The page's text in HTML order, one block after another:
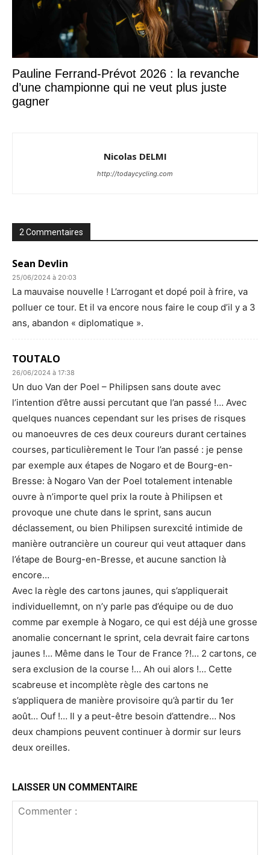
Pauline Ferrand-Prévot 2026 : la revanche
d’une championne qui ne veut plus juste
gagner
Nicolas DELMI
http://todaycycling.com
2 Commentaires
Sean Devlin
25/06/2024 à 20:03
La mauvaise nouvelle ! L’arrogant et dopé poil à frire, va
polluer ce tour. Et il va encore nous faire le coup d’il y a 3
ans, abandon « diplomatique ».
TOUTALO
26/06/2024 à 17:38
Un duo Van der Poel – Philipsen sans doute avec
l’intention d’être aussi percutant que l’an passé !… Avec
quelques nuances cependant sur les prises de risques
ou manoeuvres de ces deux coureurs durant certaines
courses, particulièrement le Tour l’an passé : je pense
par exemple aux étapes de Nogaro et de Bourg-en-
Bresse: à Nogaro Van der Poel totalement intenable
ouvre à n’importe quel prix la route à Philipsen et
provoque une chute dans le sprint, sans aucun
déclassement, ou bien Philipsen surexcité intimide de
manière outrancière un coureur qui veut attaquer dans
l’étape de Bourg-en-Bresse, et aucune sanction là
encore…
Avec la règle des cartons jaunes, qui s’appliquerait
individuellemnt, on n’y parle pas d’équipe ou de duo
comme par exemple à Nogaro, ce qui est déjà une grosse
anomalie concernant le sprint, cela devrait faire cartons
jaunes !… Même dans le Tour de France ?!… 2 cartons, ce
sera exclusion de la course !… Ah oui alors !… Cette
scabreuse et incomplète règle des cartons ne
s’appliquera de manière provisoire qu’à partir du 1er
août… Ouf !… Il y a peut-être besoin d’attendre… Nos
deux champions peuvent continuer à dormir sur leurs
deux oreilles.
LAISSER UN COMMENTAIRE